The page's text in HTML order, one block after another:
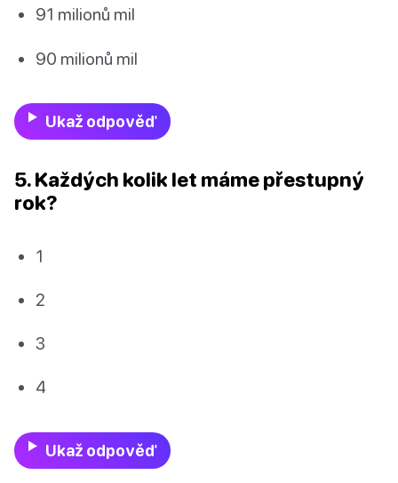
91 milionů mil
90 milionů mil
Ukaž odpověď
5. Každých kolik let máme přestupný
rok?
1
2
3
4
Ukaž odpověď